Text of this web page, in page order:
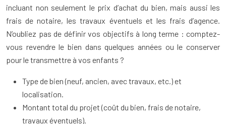
incluant non seulement le prix d’achat du bien, mais aussi les
frais de notaire, les travaux éventuels et les frais d’agence.
N’oubliez pas de définir vos objectifs à long terme : comptez-
vous revendre le bien dans quelques années ou le conserver
pour le transmettre à vos enfants ?
Type de bien (neuf, ancien, avec travaux, etc.) et
localisation.
Montant total du projet (coût du bien, frais de notaire,
travaux éventuels).